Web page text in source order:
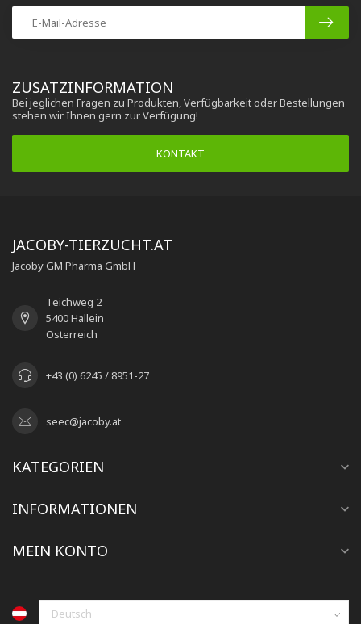
ZUSATZINFORMATION
Bei jeglichen Fragen zu Produkten, Verfügbarkeit oder Bestellungen
stehen wir Ihnen gern zur Verfügung!
KONTAKT
JACOBY-TIERZUCHT.AT
Jacoby GM Pharma GmbH
Teichweg 2
5400 Hallein
Österreich
+43 (0) 6245 / 8951-27
seec@jacoby.at
KATEGORIEN
INFORMATIONEN
MEIN KONTO